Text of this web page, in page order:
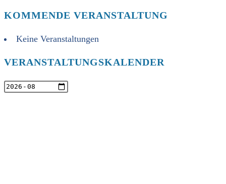
KOMMENDE VERANSTALTUNG
Keine Veranstaltungen
VERANSTALTUNGSKALENDER